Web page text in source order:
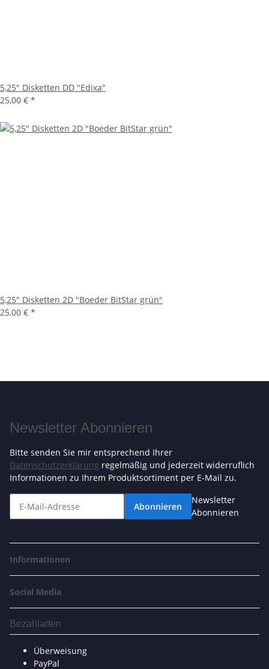
5,25" Disketten DD "Edixa"
25,00 € *
5,25" Disketten 2D "Boeder BitStar grün"
25,00 € *
Newsletter Abonnieren
Bitte senden Sie mir entsprechend Ihrer
Datenschutzerklärung regelmäßig und jederzeit widerruflich
Informationen zu Ihrem Produktsortiment per E-Mail zu.
Abonnieren
Newsletter
Abonnieren
Informationen
Social Media
Bezahlarten
Überweisung
PayPal